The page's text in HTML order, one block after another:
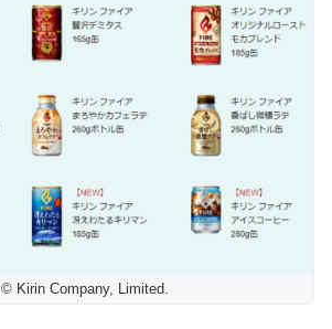
© Kirin Company, Limited.